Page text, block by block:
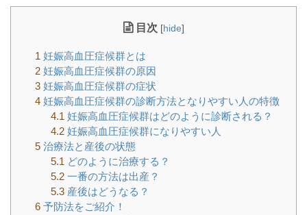
目次 [hide]
1 妊娠高血圧症候群とは
2 妊娠高血圧症候群の原因
3 妊娠高血圧症候群の症状
4 妊娠高血圧症候群の診断方法となりやすい人の特徴
4.1 妊娠高血圧症候群はどのように診断される？
4.2妊娠高血圧症候群になりやすい人
5 治療法と産後の状態
5.1 どのように治療する？
5.2一番の方法は出産？
5.3産後はどうなる？
6 予防法をご紹介！